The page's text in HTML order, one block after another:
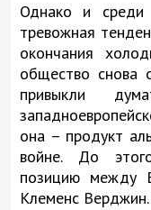
Однако и среди
тревожная
окончания
общество снова
привыкли
она – продукт
войне. До
позицию между
Клеменс Верджин.